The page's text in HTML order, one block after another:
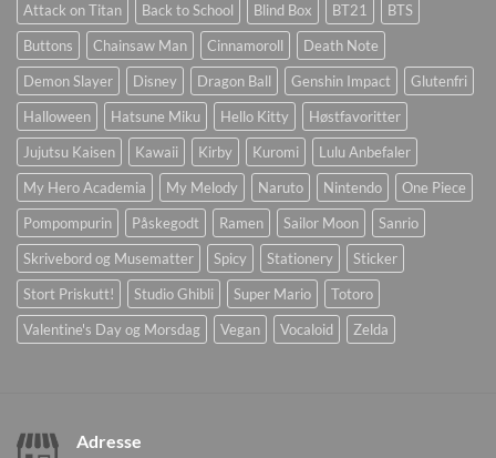
Attack on Titan Back to School Blind Box BT21
BTS
Buttons
Chainsaw Man Cinnamoroll
Death Note
Demon Slayer
Disney Dragon Ball Genshin Impact
Glutenfri
Halloween
Hatsune Miku Hello Kitty
Høstfavoritter
Jujutsu Kaisen
Kawaii Kirby Kuromi
Lulu Anbefaler
My Hero Academia
My Melody Naruto Nintendo
One Piece
Pompompurin
Påskegodt Ramen Sailor Moon
Sanrio
Skrivebord og Musematter
Spicy Stationery
Sticker
Stort Priskutt!
Studio Ghibli Super Mario
Totoro
Valentine's Day og Morsdag
Vegan Vocaloid Zelda
Adresse